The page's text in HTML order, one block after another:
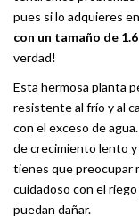
pues si lo adquieres
con un tamaño de
verdad!
Esta hermosa planta
resistente al frío y al
con el exceso de
de crecimiento lento y
tienes que preocupar
cuidadoso con el
puedan dañar.